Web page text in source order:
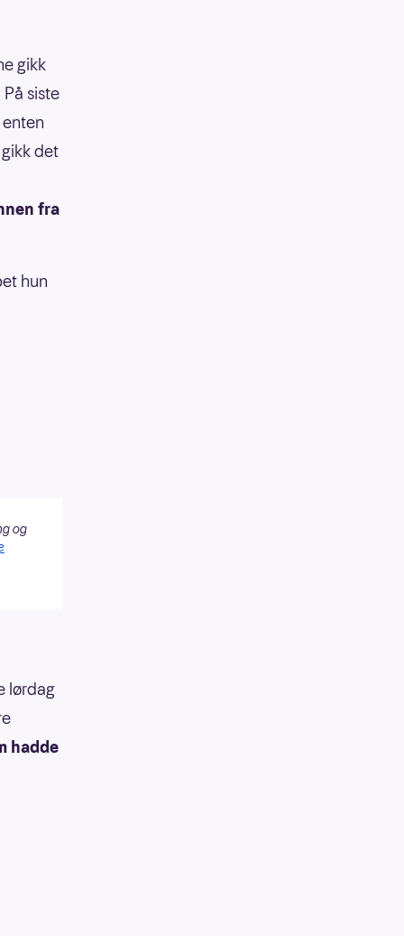
gikk
siste
det
fra
hun
og
lørdag
hadde